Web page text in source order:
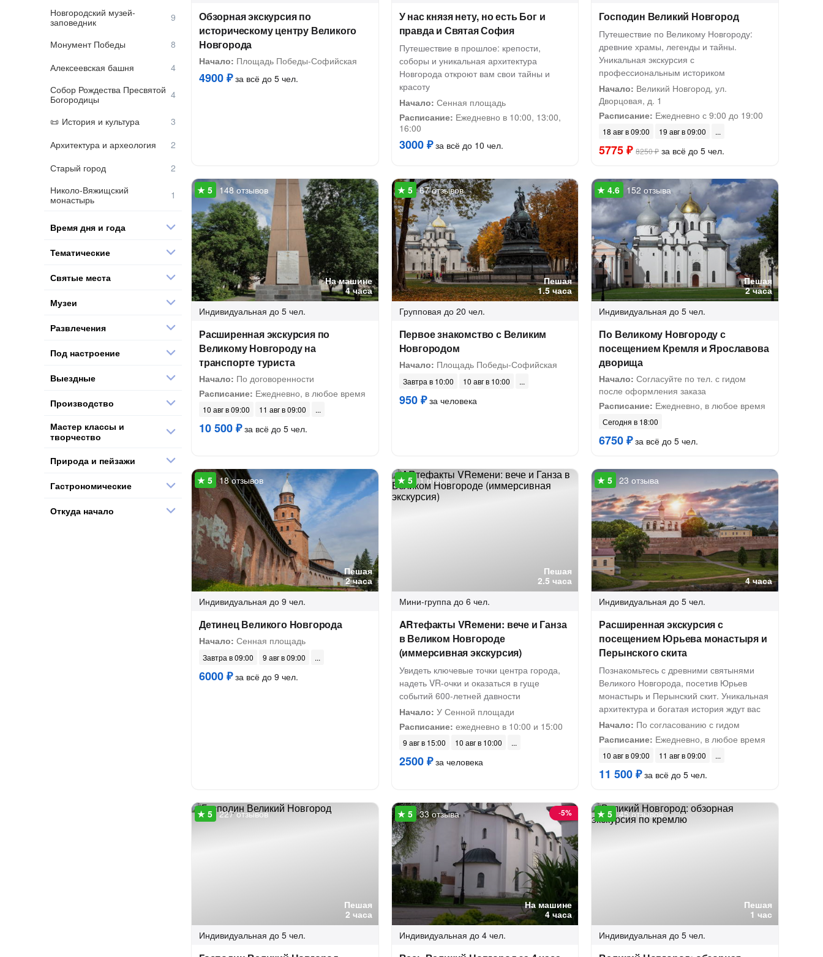
Обзорная экскурсия по
историческому центру Великого
Новгорода
Начало: Площадь Победы-Софийская
4900 ₽за всё до 5 чел.
У нас князя нету, но есть Бог и
правда и Святая София
Путешествие в прошлое: крепости,
соборы и уникальная архитектура
Новгорода откроют вам свои тайны и
красоту
Начало: Сенная площадь
Расписание: Ежедневно в 10:00, 13:00,
16:00
3000 ₽за всё до 10 чел.
Господин Великий Новгород
Путешествие по Великому Новгороду:
древние храмы, легенды и тайны.
Уникальная экскурсия с
профессиональным историком
Начало: Великий Новгород, ул.
Дворцовая, д. 1
Расписание: Ежедневно с 9:00 до 19:00
18 авг в 09:00 19 авг в 09:00
5775 ₽ 8250 ₽за всё до 5 чел.
На машине
4 часа
148 отзывов
Индивидуальная до 5 чел.
Расширенная экскурсия по
Великому Новгороду на
транспорте туриста
Начало: По договоренности
Расписание: Ежедневно, в любое время
10 авг в 09:00 11 авг в 09:00
10 500 ₽за всё до 5 чел.
Пешая
1.5 часа
67 отзывов
Групповая до 20 чел.
Первое знакомство с Великим
Новгородом
Начало: Площадь Победы-Софийская
Завтра в 10:00 10 авг в 10:00
950 ₽за человека
Пешая
2 часа
152 отзыва
Индивидуальная до 5 чел.
По Великому Новгороду с
посещением Кремля и Ярославова
дворища
Начало: Согласуйте по тел. с гидом
после оформления заказа
Расписание: Ежедневно, в любое время
Сегодня в 18:00
6750 ₽за всё до 5 чел.
Пешая
2 часа
18 отзывов
Индивидуальная до 9 чел.
Детинец Великого Новгорода
Начало: Сенная площадь
Завтра в 09:00 9 авг в 09:00
6000 ₽за всё до 9 чел.
Пешая
2.5 часа
1 отзыв
Мини-группа до 6 чел.
ARтефакты VRемени: вече и Ганза
в Великом Новгороде
(иммерсивная экскурсия)
Увидеть ключевые точки центра города,
надеть VR-очки и оказаться в гуще
событий 600-летней давности
Начало: У Сенной площади
Расписание: ежедневно в 10:00 и 15:00
9 авг в 15:00 10 авг в 10:00
2500 ₽за человека
4 часа
23 отзыва
Индивидуальная до 5 чел.
Расширенная экскурсия с
посещением Юрьева монастыря и
Перынского скита
Познакомьтесь с древними святынями
Великого Новгорода, посетив Юрьев
монастырь и Перынский скит. Уникальная
архитектура и богатая история ждут вас
Начало: По согласованию с гидом
Расписание: Ежедневно, в любое время
10 авг в 09:00 11 авг в 09:00
11 500 ₽за всё до 5 чел.
Пешая
2 часа
227 отзывов
Индивидуальная до 5 чел.
На машине
4 часа
-5%
33 отзыва
Индивидуальная до 4 чел.
Пешая
1 час
45 отзывов
Индивидуальная до 5 чел.
Новгородский музей-
заповедник
Монумент Победы
Алексеевская башня
Собор Рождества Пресвятой
Богородицы
История и культура
Архитектура и археология
Старый город
Николо-Вяжищский
монастырь
Время дня и года
Тематические
Святые места
Музеи
Развлечения
Под настроение
Выездные
Производство
Мастер классы и
творчество
Природа и пейзажи
Гастрономические
Откуда начало